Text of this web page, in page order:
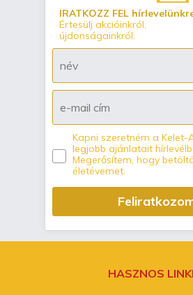
IRATKOZZ FEL
Értesülj akcióinkról,
újdonságainkról.
Kapni szeretném a Kelet-
legjobb ajánlatait
Megerősítem, hogy
életévemet.
HASZNOS